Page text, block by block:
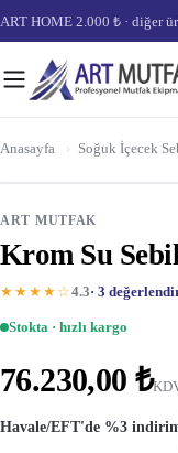
ART HOME 2.000 ₺ · diğer
Anasayfa › Soğuk İçecek
ART MUTFAK
Krom Su
★★★★☆4.3· 3
Stokta · hızlı kargo
76.230,00 ₺
Havale/EFT'de %3